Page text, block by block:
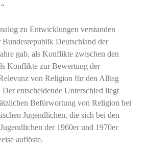
zu Entwicklungen verstanden
Bundesrepublik Deutschland der
gab, als Konflikte zwischen den
Konflikte zur Bewertung der
von Religion für den Alltag
Der entscheidende Unterschied liegt
Befürwortung von Religion bei
Jugendlichen, die sich bei den
der 1960er und 1970er
auflöste.